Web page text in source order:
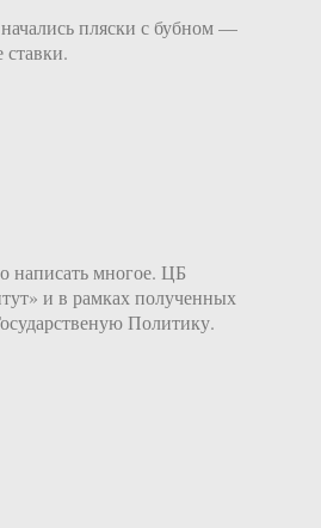
пляски с бубном —
ставки.
написать многое. ЦБ
и в рамках полученных
Политику.